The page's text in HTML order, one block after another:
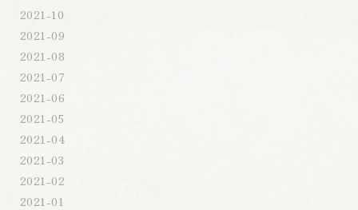
2021-10
2021-09
2021-08
2021-07
2021-06
2021-05
2021-04
2021-03
2021-02
2021-01